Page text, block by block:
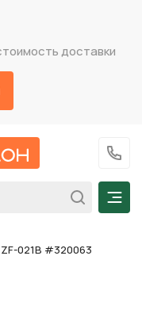
доставки
+7
021B #320063